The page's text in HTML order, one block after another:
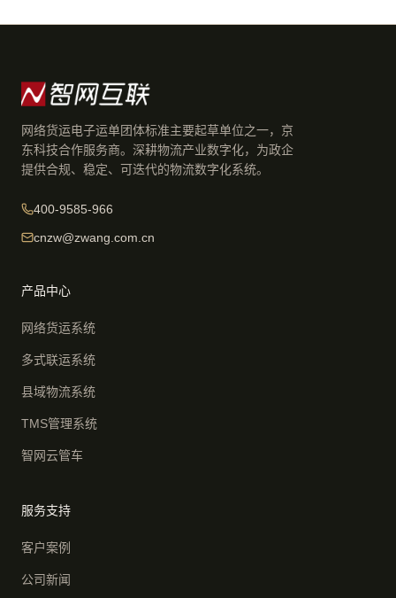
网络货运电子运单团体标准主要起草单位之一，京
东科技合作服务商。深耕物流产业数字化，为政企
提供合规、稳定、可迭代的物流数字化系统。
400-9585-966
cnzw@zwang.com.cn
产品中心
网络货运系统
多式联运系统
县域物流系统
TMS管理系统
智网云管车
服务支持
客户案例
公司新闻